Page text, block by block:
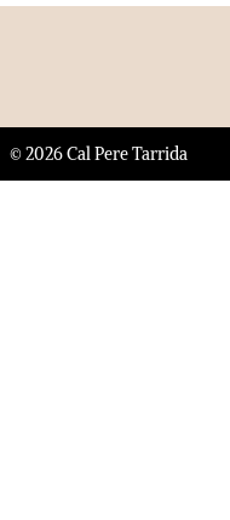
© 2026 Cal Pere Tarrida